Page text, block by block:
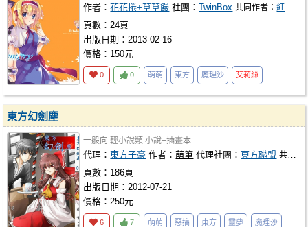
作者：花花捲+草草饅 社團：TwinBox 共同作者：紅音色
頁數：24頁
出版日期：2013-02-16
價格：150元
0 0 萌萌 東方 魔理沙 艾莉絲
東方幻劍塵
一般向 輕小說類 小說+插畫本
代理：東方子豪 作者：萌筆 代理社團：東方聯盟 共同作者：
頁數：186頁
出版日期：2012-07-21
價格：250元
6 7 萌萌 惡搞 東方 靈夢 魔理沙